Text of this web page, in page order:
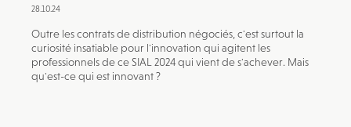
28.10.24
Outre les contrats de distribution négociés, c'est surtout la
curiosité insatiable pour l'innovation qui agitent les
professionnels de ce SIAL 2024 qui vient de s'achever. Mais
qu'est-ce qui est innovant ?